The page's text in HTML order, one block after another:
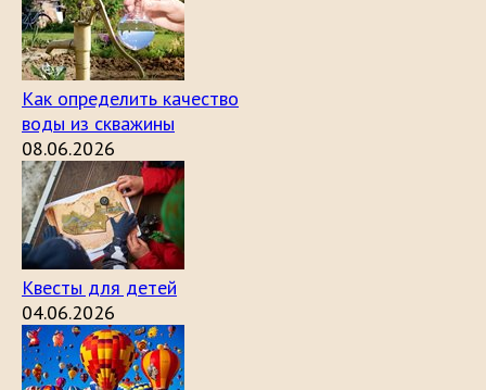
Как определить качество
воды из скважины
08.06.2026
Квесты для детей
04.06.2026